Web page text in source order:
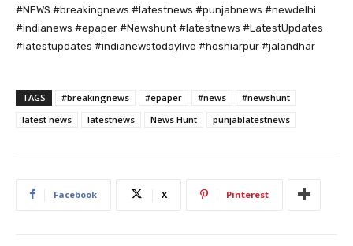
#NEWS #breakingnews #latestnews #punjabnews #newdelhi
#indianews #epaper #Newshunt #latestnews #LatestUpdates
#latestupdates #indianewstodaylive #hoshiarpur #jalandhar
TAGS #breakingnews #epaper #news
#newshunt
latest news
latestnews News Hunt punjablatestnews
Facebook X Pinterest